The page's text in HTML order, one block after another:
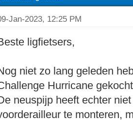
Jan-2023, 12:25 PM
ligfietsers,
niet zo lang geleden
Hurricane
neuspijp heeft echter
te monteren,